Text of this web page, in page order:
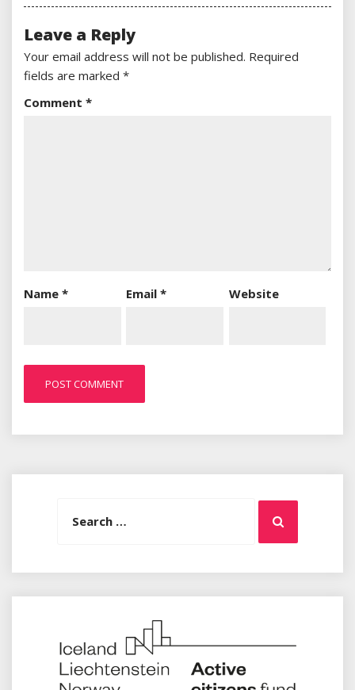
Leave a Reply
Your email address will not be published. Required
fields are marked *
Comment *
Name * Email* Website
Search